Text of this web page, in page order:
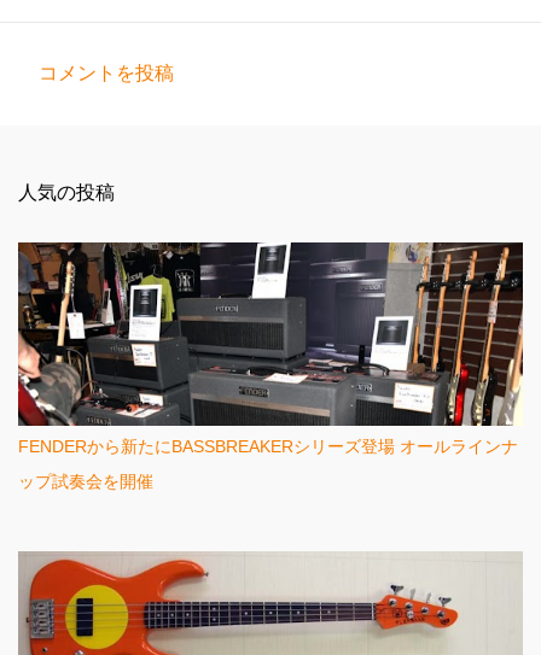
ト
コメントを投稿
人気の投稿
FENDERから新たにBASSBREAKERシリーズ登場 オールラインナ
ップ試奏会を開催